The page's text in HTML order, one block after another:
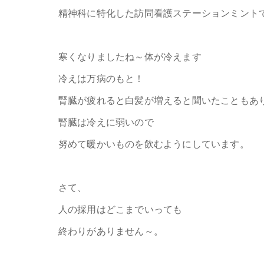
精神科に特化した訪問看護ステーションミント
寒くなりましたね～体が冷えます
冷えは万病のもと！
腎臓が疲れると白髪が増えると聞いたこともあ
腎臓は冷えに弱いので
努めて暖かいものを飲むようにしています。
さて、
人の採用はどこまでいっても
終わりがありません～。